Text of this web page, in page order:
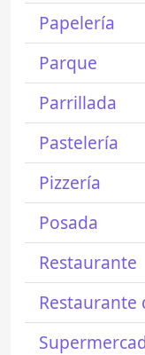
Papelería
Parque
Parrillada
Pastelería
Pizzería
Posada
Restaurante
Restaurante